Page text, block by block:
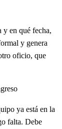
y en qué fecha,
y genera
oficio, que
ya está en la
falta. Debe